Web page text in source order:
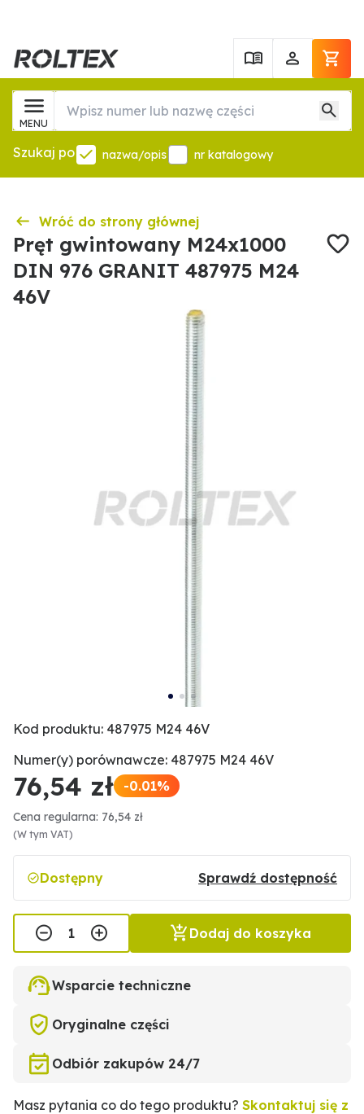
MENU
Szukaj po nazwa/opis nr katalogowy
Wróć do strony głównej
Pręt gwintowany M24x1000
DIN 976 GRANIT 487975 M24
46V
Kod produktu: 487975 M24 46V
Numer(y) porównawcze: 487975 M24 46V
76,54 zł -0.01%
Cena regularna: 76,54 zł
(W tym VAT)
Dostępny Sprawdź dostępność
Dodaj do koszyka
Wsparcie techniczne
Oryginalne części
Odbiór zakupów 24/7
Masz pytania co do tego produktu? Skontaktuj się z